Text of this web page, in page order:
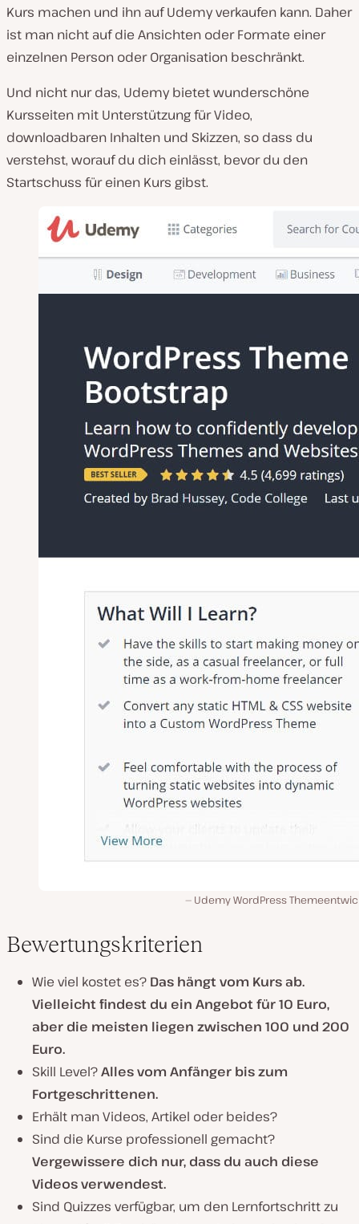
Kurs machen und ihn auf Udemy verkaufen kann. Daher
ist man nicht auf die Ansichten oder Formate einer
einzelnen Person oder Organisation beschränkt.
Und nicht nur das, Udemy bietet wunderschöne
Kursseiten mit Unterstützung für Video,
downloadbaren Inhalten und Skizzen, so dass du
verstehst, worauf du dich einlässt, bevor du den
Startschuss für einen Kurs gibst.
Udemy WordPress
Bewertungskriterien
Wie viel kostet es? Das hängt vom Kurs ab.
Vielleicht findest du ein Angebot für 10 Euro,
aber die meisten liegen zwischen 100 und 200
Euro.
Skill Level?Alles vom Anfänger bis zum
Fortgeschrittenen.
Erhält man Videos, Artikel oder beides?
Sind die Kurse professionell gemacht?
Vergewissere dich nur, dass du auch diese
Videos verwendest.
Sind Quizzes verfügbar, um den Lernfortschritt zu